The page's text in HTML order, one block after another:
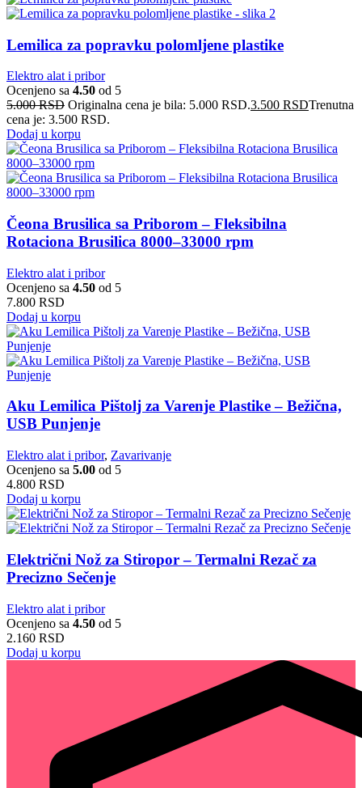
Lemilica za popravku polomljene plastike
Elektro alat i pribor
Ocenjeno sa 4.50 od 5
5.000RSD Originalna cena je bila: 5.000 RSD.3.500 RSDTrenutna
cena je: 3.500 RSD.
Dodaj u korpu
Čeona Brusilica sa Priborom – Fleksibilna
Rotaciona Brusilica 8000–33000 rpm
Elektro alat i pribor
Ocenjeno sa 4.50 od 5
7.800 RSD
Dodaj u korpu
Aku Lemilica Pištolj za Varenje Plastike – Bežična,
USB Punjenje
Elektro alat i pribor, Zavarivanje
Ocenjeno sa 5.00 od 5
4.800 RSD
Dodaj u korpu
Električni Nož za Stiropor – Termalni Rezač za
Precizno Sečenje
Elektro alat i pribor
Ocenjeno sa 4.50 od 5
2.160 RSD
Dodaj u korpu